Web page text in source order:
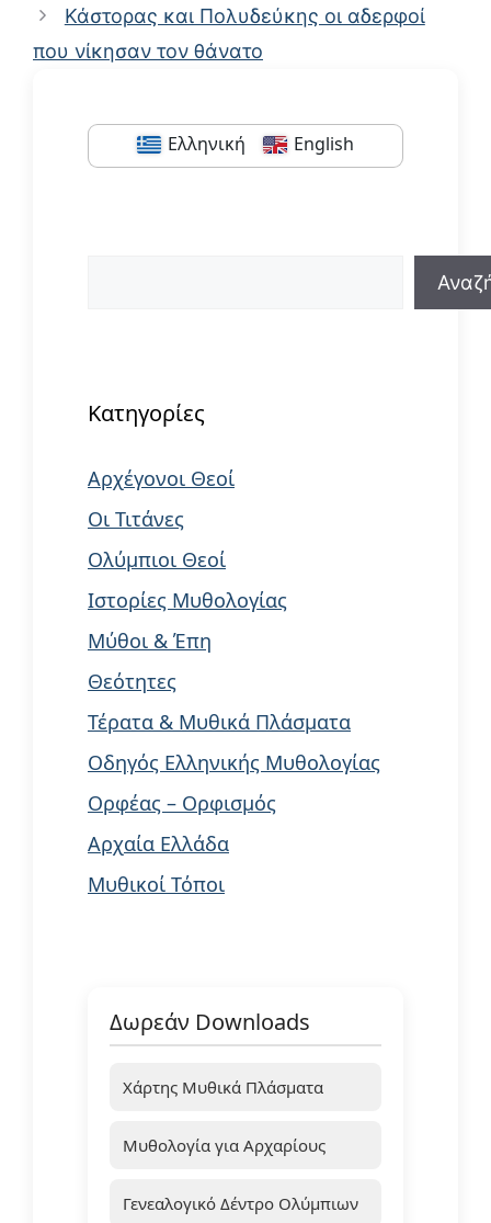
Κάστορας και Πολυδεύκης οι αδερφοί
που νίκησαν τον θάνατο
Ελληνική English
Κατηγορίες
Αρχέγονοι Θεοί
Οι Τιτάνες
Ολύμπιοι Θεοί
Ιστορίες Μυθολογίας
Μύθοι & Έπη
Θεότητες
Τέρατα & Μυθικά Πλάσματα
Οδηγός Ελληνικής Μυθολογίας
Ορφέας – Ορφισμός
Αρχαία Ελλάδα
Μυθικοί Τόποι
Δωρεάν Downloads
Χάρτης Μυθικά Πλάσματα
Μυθολογία για Αρχαρίους
Γενεαλογικό Δέντρο Ολύμπιων